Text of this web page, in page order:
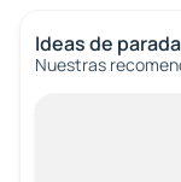
Ideas de
Nuestras